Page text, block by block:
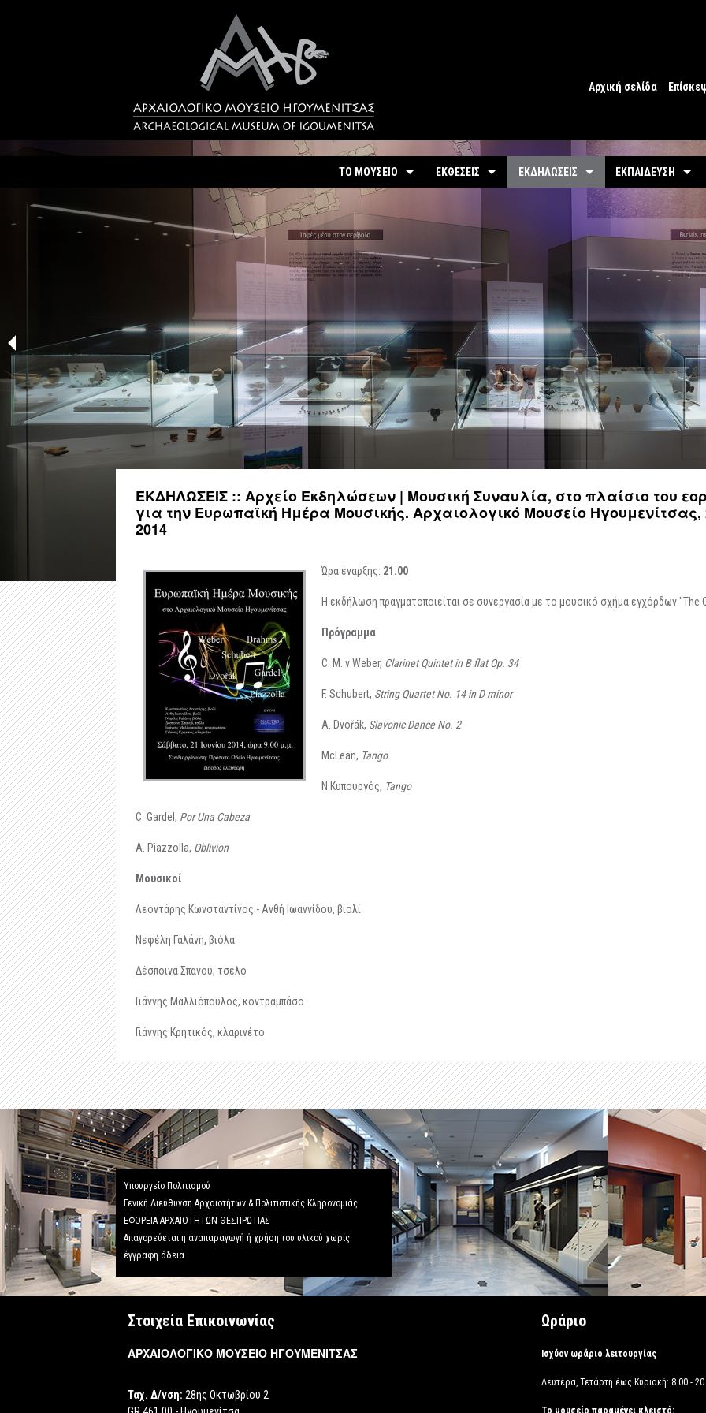
Αρχική σελίδα
Σχόλια
ΤΟ ΜΟΥΣΕΙΟ
Ταυτότητα / Ιστορία
Σύντομη περιήγηση
Δραστηριότητες
ΕΚΘΕΣΕΙΣ
Αίθουσες / Ενότητες
- Βίντεο - Εικονική περιήγηση
Εκθέματα / Χρονολόγιο
Έκθεμα του Μήνα
Περιοδικές / Φιλοξενούμενες
Περιοδεύουσες
Συμμετοχές
ΕΚΔΗΛΩΣΕΙΣ
Αρχείο Εκδηλώσεων
ΕΚΠΑΙΔΕΥΣΗ
Προγράμματα
-Μόνιμα
-Εκπαιδευτικές
Αρχείο
Ψηφιακές Δράσεις
Επισκέψεις
Ο Χώρος σας
-Δημιουργίες
ΕΚΔΗΛΩΣΕΙΣ :: Αρχείο Εκδηλώσεων | Μουσική Συναυλία, στο πλαίσιο του
για την Ευρωπαϊκή Ημέρα Μουσικής. Αρχαιολογικό Μουσείο Ηγουμενίτσας,
2014
Ώρα έναρξης: 21.00
Η εκδήλωση πραγματοποιείται σε συνεργασία με το μουσικό σχήμα εγχόρδων "The
Πρόγραμμα
C. M. v Weber, Clarinet Quintet in B flat Op. 34
F. Schubert, String Quartet No. 14 in D minor
A. Dvořák, Slavonic Dance No. 2
McLean, Tango
N.Κυπουργός, Tango
C. Gardel, Por Una Cabeza
A. Piazzolla, Oblivion
Μουσικοί
Λεοντάρης Κωνσταντίνος - Ανθή Ιωαννίδου, βιολί
Νεφέλη Γαλάνη, βιόλα
Δέσποινα Σπανού, τσέλο
Γιάννης Μαλλιόπουλος, κοντραμπάσο
Γιάννης Κρητικός, κλαρινέτο
Υπουργείο Πολιτισμού
Γενική Διεύθυνση Αρχαιοτήτων & Πολιτιστικής Κληρονομιάς
ΕΦΟΡΕΙΑ ΑΡΧΑΙΟΤΗΤΩΝ ΘΕΣΠΡΩΤΙΑΣ
Απαγορεύεται η αναπαραγωγή ή χρήση του υλικού χωρίς
έγγραφη άδεια
Στοιχεία Επικοινωνίας
ΑΡΧΑΙΟΛΟΓΙΚΟ ΜΟΥΣΕΙΟ ΗΓΟΥΜΕΝΙΤΣΑΣ
Ταχ. Δ/νση: 28ης Οκτωβρίου 2
Ωράριο
Ισχύον ωράριο λειτουργίας
Δευτέρα, Τετάρτη έως Κυριακή: 8.00 -